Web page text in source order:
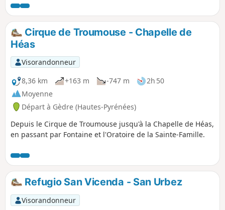
vous pour voir l'Ermita de San Lorenzo,
une roche couverte de symboles et
d'inscriptions mystérieuses. Avec un
peu de chance, vous pourrez observer
le mythique gypaète barbu et plus
facilement des vautours.
Cirque de Troumouse - Chapelle de
Héas
Visorandonneur
8,36 km
+163 m -747 m
2h 50
Moyenne
Départ à Gèdre (Hautes-Pyrénées)
Depuis le Cirque de Troumouse jusqu'à la Chapelle de Héas,
en passant par Fontaine et l'Oratoire de la Sainte-Famille.
Refugio San Vicenda - San Urbez
Visorandonneur